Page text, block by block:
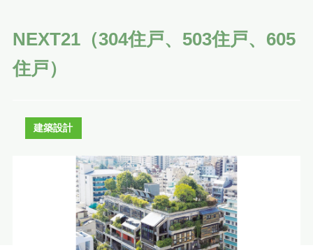
NEXT21（304住戸、503住戸、605
住戸）
建築設計